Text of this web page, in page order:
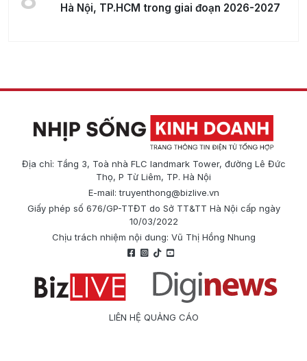
Hà Nội, TP.HCM trong giai đoạn 2026-2027
Địa chỉ: Tầng 3, Toà nhà FLC landmark Tower, đường Lê Đức
Thọ, P Từ Liêm, TP. Hà Nội
E-mail:truyenthong@bizlive.vn
Giấy phép số 676/GP-TTĐT do Sở TT&TT Hà Nội cấp ngày
10/03/2022
Chịu trách nhiệm nội dung: Vũ Thị Hồng Nhung
LIÊN HỆ QUẢNG CÁO